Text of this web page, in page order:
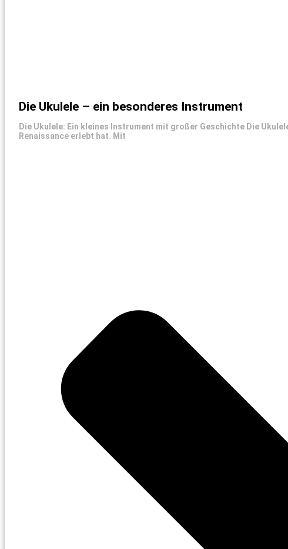
Die Ukulele – ein besonderes Instrument
Die Ukulele: Ein kleines Instrument mit großer Geschichte Die
Renaissance erlebt hat. Mit